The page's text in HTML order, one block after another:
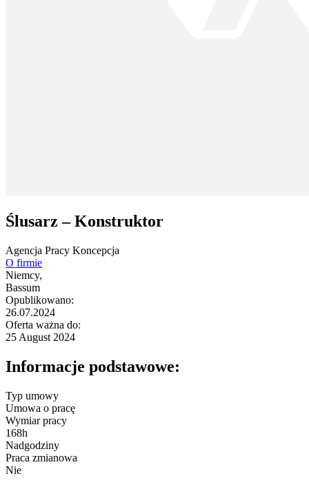
Ślusarz – Konstruktor
Agencja Pracy Koncepcja
O firmie
Niemcy,
Bassum
Opublikowano:
26.07.2024
Oferta ważna do:
25 August 2024
Informacje podstawowe:
Typ umowy
Umowa o pracę
Wymiar pracy
168h
Nadgodziny
Praca zmianowa
Nie